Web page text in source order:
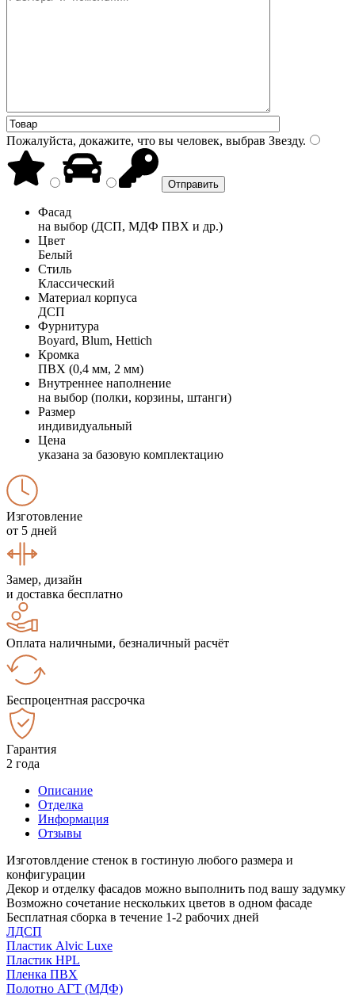
Пожалуйста, докажите, что вы человек, выбрав Звезду.
Фасад
на выбор (ДСП, МДФ ПВХ и др.)
Цвет
Белый
Стиль
Классический
Материал корпуса
ДСП
Фурнитура
Boyard, Blum, Hettich
Кромка
ПВХ (0,4 мм, 2 мм)
Внутреннее наполнение
на выбор (полки, корзины, штанги)
Размер
индивидуальный
Цена
указана за базовую комплектацию
Изготовление
от 5 дней
Замер, дизайн
и доставка бесплатно
Оплата наличными, безналичный расчёт
Беспроцентная рассрочка
Гарантия
2 года
Описание
Отделка
Информация
Отзывы
Изготовлдение стенок в гостиную любого размера и
конфигурации
Декор и отделку фасадов можно выполнить под вашу задумку
Возможно сочетание нескольких цветов в одном фасаде
Бесплатная сборка в течение 1-2 рабочих дней
ЛДСП
Пластик Alvic Luxe
Пластик HPL
Пленка ПВХ
Полотно АГТ (МДФ)